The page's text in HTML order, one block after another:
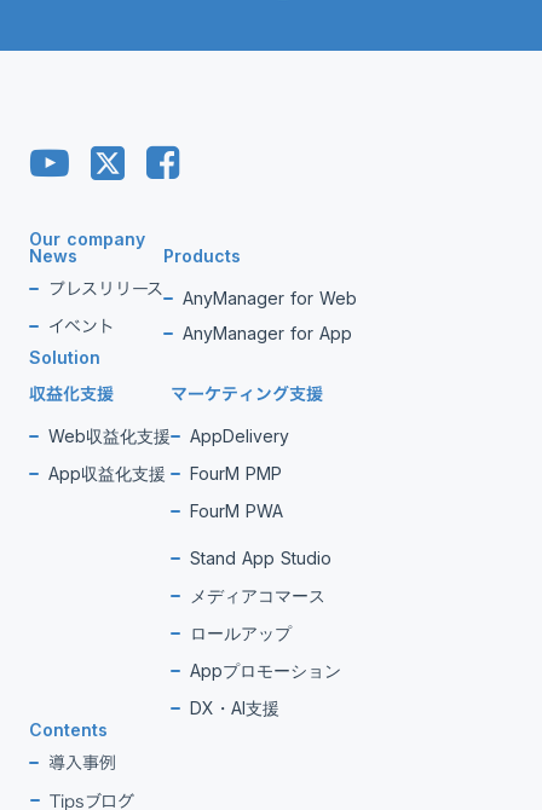
Our company
News
プレスリリース
イベント
Products
AnyManager for Web
AnyManager for App
Solution
収益化支援
Web収益化支援
App収益化支援
マーケティング支援
AppDelivery
FourM PMP
FourM PWA
Stand App Studio
メディアコマース
ロールアップ
Appプロモーション
DX・AI支援
Contents
導入事例
Tipsブログ